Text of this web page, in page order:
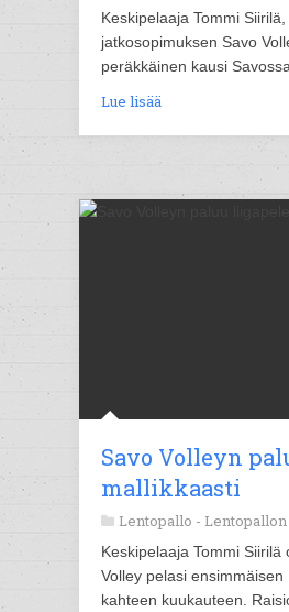
Keskipelaaja Tommi
jatkosopimuksen Savo
peräkkäinen kausi Savossa.
Lue lisää
Savo Volleyn
mallikkaasti
Lentopallo -
Keskipelaaja Tommi
Volley pelasi
kahteen kuukauteen.